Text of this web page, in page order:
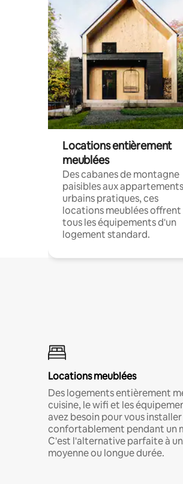
Locations entièrement
meublées
Des cabanes de montagne
paisibles aux appartements
urbains pratiques, ces
locations meublées offrent
tous les équipements d'un
logement standard.
Locations meublées
Des logements entièrement
cuisine, le wifi et les
avez besoin pour vous installer
confortablement pendant un
C'est l'alternative parfaite à
moyenne ou longue durée.